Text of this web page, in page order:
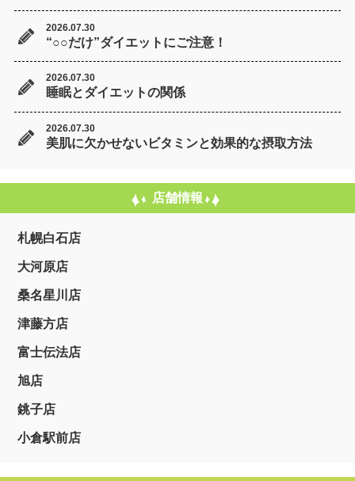
2026.07.30
“○○だけ”ダイエットにご注意！
2026.07.30
睡眠とダイエットの関係
2026.07.30
美肌に欠かせないビタミンと効果的な摂取方法
店舗情報
札幌白石店
大河原店
桑名星川店
津藤方店
富士伝法店
旭店
銚子店
小倉駅前店